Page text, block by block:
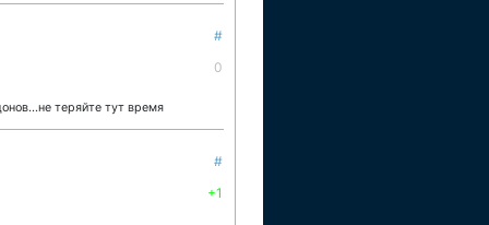
#
0
теряйте тут время
#
+1